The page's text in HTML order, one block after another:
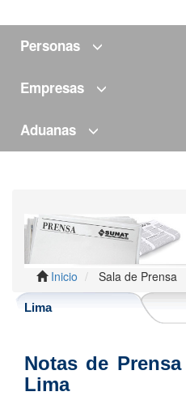
Personas
Empresas
Aduanas
Inicio Sala de Prensa
Lima
Notas de Prensa
Lima